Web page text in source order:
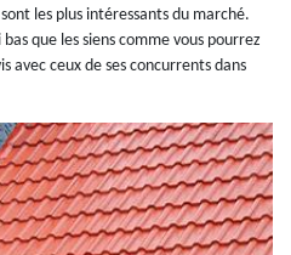
les plus intéressants du marché.
que les siens comme vous pourrez
avec ceux de ses concurrents dans